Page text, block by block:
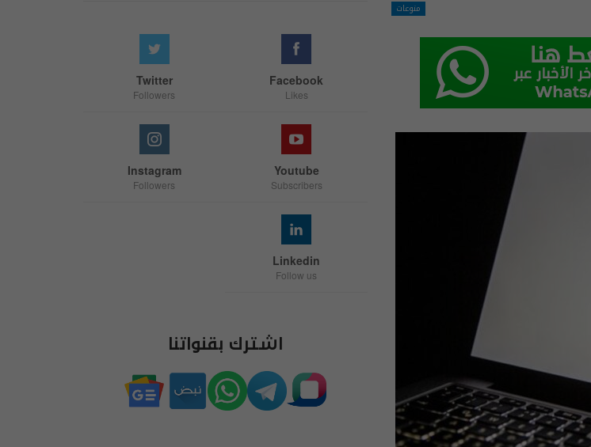
منوعات
Facebook
Likes
Twitter
Followers
Youtube
Subscribers
Instagram
Followers
Linkedin
Follow us
اشترك بقنواتنا